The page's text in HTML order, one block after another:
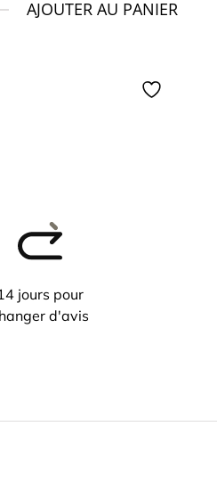
AJOUTER AU PANIER
jours pour
d'avis